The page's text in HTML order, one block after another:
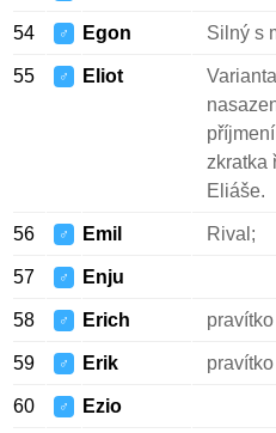
54 ♂ Egon Silný s
55 ♂ Eliot
zkratka
Eliáše.
56 ♂ Emil Rival;
57 ♂ Enju
58 ♂ Erich
59 ♂ Erik
60 ♂ Ezio